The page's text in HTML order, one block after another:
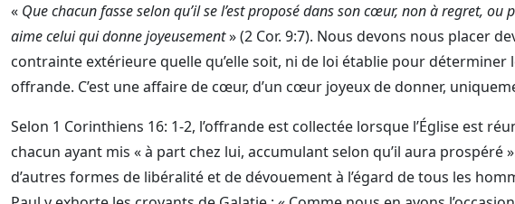
« Que chacun fasse selon qu’il se l’est proposé dans son cœur, non à regret, ou
aime celui qui donne joyeusement» (2 Cor. 9:7). Nous devons nous placer
contrainte extérieure quelle qu’elle soit, ni de loi établie pour
offrande. C’est une affaire de cœur, d’un cœur joyeux de donner,
Selon 1 Corinthiens 16: 1-2, l’offrande est collectée lorsque l’Église est
chacun ayant mis « à part chez lui, accumulant selon qu’il aura prospéré
d’autres formes de libéralité et de dévouement à l’égard de tous les